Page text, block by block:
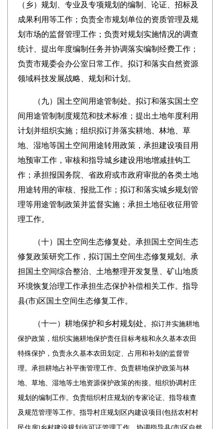
（乡）规划、专业及专项规划的编制、论证、招标及
成果利用等工作；负责全市规划单位的资质管理及规
划市场的监督管理工作；负责对规划实施情况的调查
统计、提出年度编制任务并协调落实编制经费工作；
负责市规委会办公室日常工作。拟订和落实自然资源
领域科技发展战略、规划和计划。
（九）国土空间用途管制处。拟订和落实国土空
间用途管制制度规范和技术标准；提出土地年度利用
计划并组织实施；组织拟订并落实耕地、林地、草
地、湿地等国土空间用途转用政策，承担建设项目用
地预审工作，审核和指导城乡建设用地增减挂钩工
作；承担报国务院、省政府或市政府审批的各类土地
用途转用的审核、报批工作；拟订和落实城乡规划管
理等用途管制政策并监督实施；承担土地征收征用管
理工作。
（十） 国土空间生态修复处。 承担国土空间生态
修复政策研究工作，拟订国土空间生态修复规划。承
担国土空间综合整治、土地整理开发复垦、矿山地质
环境恢复治理工作承担生态保护补偿相关工作。指导
县(市)区国土空间生态修复工作。
（十一） 耕地保护和乡村规划处。 拟订并实施耕地
保护政策，组织实施耕地保护责任目标考核和永久基本农田
特殊保护，负责永久基本农田划定、占用和补划的监督管
理。承担耕地占补平衡管理工作。负责耕地保护政策与林
地、草地、湿地等土地资源保护政策的衔接。组织协调村庄
规划的编制工作。负责组织村庄规划的专家论证、指导核查
及规范管理等工作。指导村庄规划区内建设项目 (包括农村村